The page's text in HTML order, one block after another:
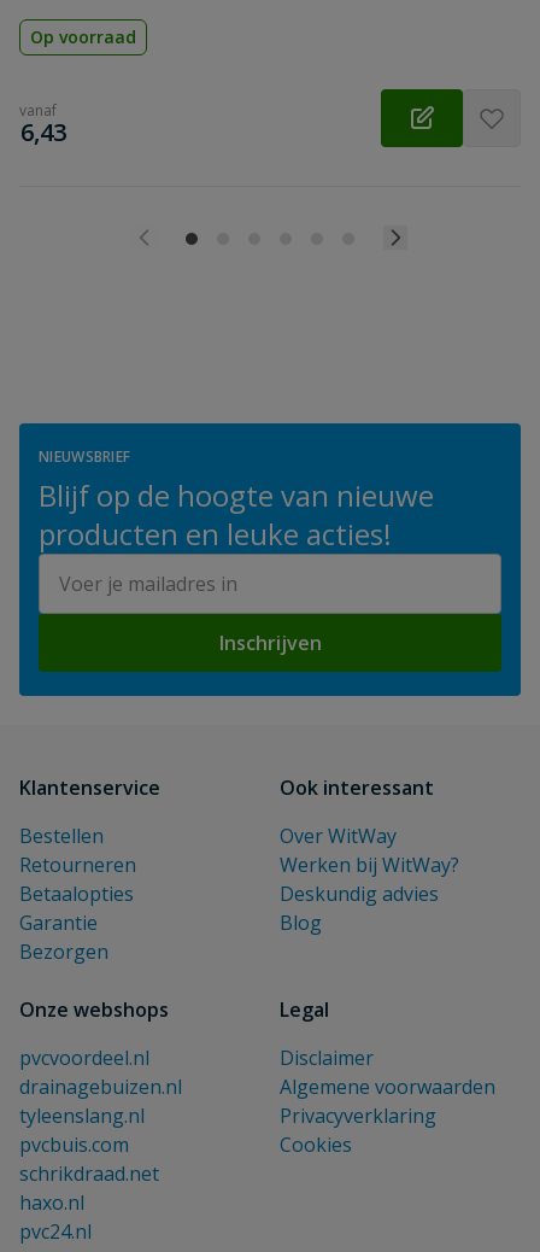
Op voorraad
vanaf
€
6,43
NIEUWSBRIEF
Blijf op de hoogte van nieuwe
producten en leuke acties!
Inschrijven
Klantenservice
Bestellen
Retourneren
Betaalopties
Garantie
Bezorgen
Ook interessant
Over WitWay
Werken bij WitWay?
Deskundig advies
Blog
Onze webshops
pvcvoordeel.nl
drainagebuizen.nl
tyleenslang.nl
pvcbuis.com
schrikdraad.net
haxo.nl
pvc24.nl
Legal
Disclaimer
Algemene voorwaarden
Privacyverklaring
Cookies